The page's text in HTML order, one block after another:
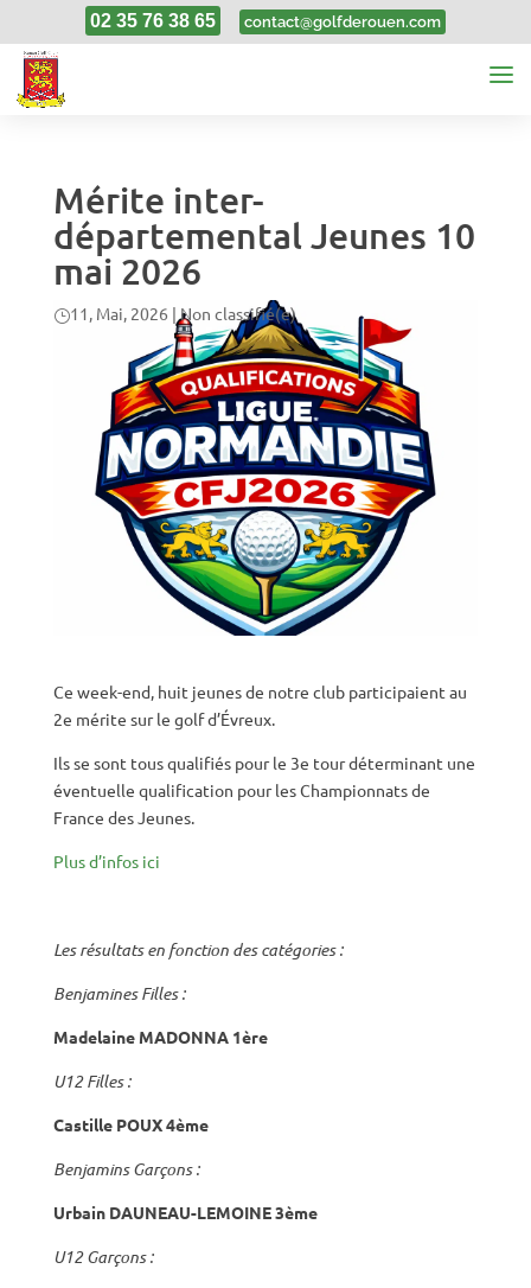
02 35 76 38 65 contact@golfderouen.com
Mérite inter-
départemental Jeunes 10
mai 2026
11, Mai, 2026 | Non classifié(e)
Ce week-end, huit jeunes de notre club participaient au
2e mérite sur le golf d’Évreux.
Ils se sont tous qualifiés pour le 3e tour déterminant une
éventuelle qualification pour les Championnats de
France des Jeunes.
Plus d’infos ici
Les résultats en fonction des catégories :
Benjamines Filles :
Madelaine MADONNA 1ère
U12 Filles :
Castille POUX 4ème
Benjamins Garçons :
Urbain DAUNEAU-LEMOINE 3ème
U12 Garçons :